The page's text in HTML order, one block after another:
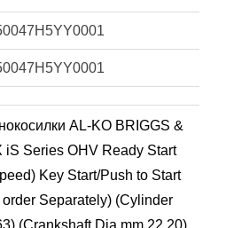
AL-KO BRIGGS &
iS Series OHV Ready Start
Key Start/Push to Start
Separately) (Cylinder